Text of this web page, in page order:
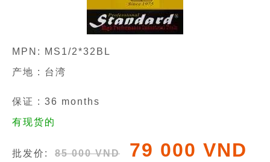
MPN:
MS1/2*32BL
产地 : 台湾
保证 : 36 months
有现货的
批发价: 85 000 VND 79 000 VND